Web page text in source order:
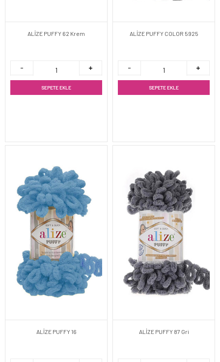
ALİZE PUFFY 62 Krem
SEPETE EKLE
ALİZE PUFFY COLOR 5925
SEPETE EKLE
ALİZE PUFFY 16 ALİZE PUFFY 87 Gri